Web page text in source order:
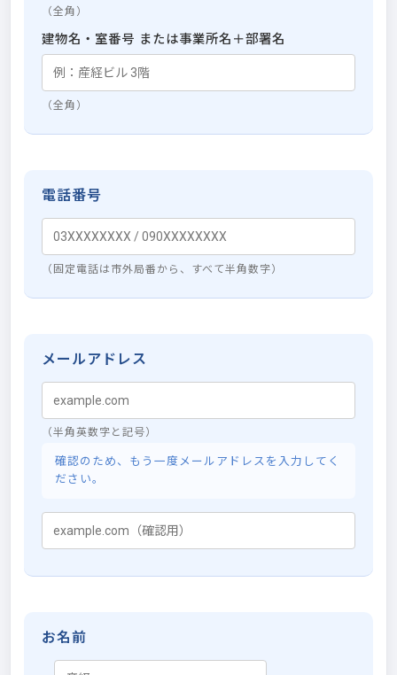
（全角）
建物名・室番号 または事業所名＋部署名
（全角）
電話番号
（固定電話は市外局番から、すべて半角数字）
メールアドレス
（半角英数字と記号）
確認のため、もう一度メールアドレスを入力してく
ださい。
お名前